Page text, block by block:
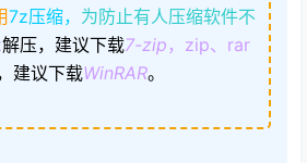
7z压缩， 为防止有人压缩软件不
解压，建议下载7-zip ，zip、rar
建议下载WinRAR。